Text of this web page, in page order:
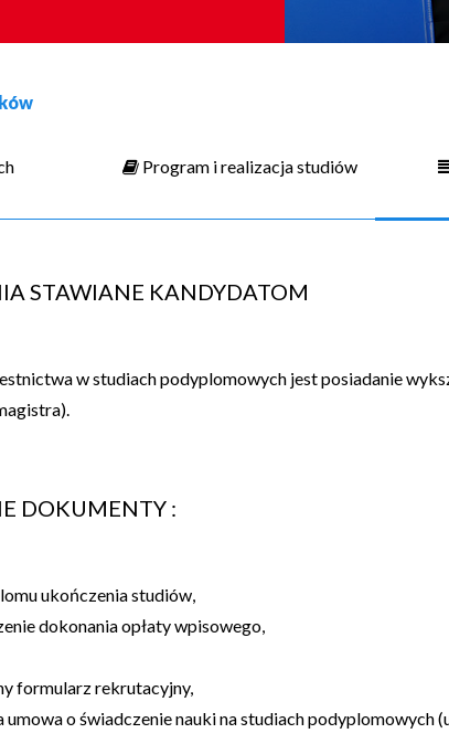
Program i realizacja studiów
STAWIANE KANDYDATOM
w studiach podyplomowych jest posiadanie
DOKUMENTY :
ukończenia studiów,
dokonania opłaty wpisowego,
formularz rekrutacyjny,
umowa o świadczenie nauki na studiach